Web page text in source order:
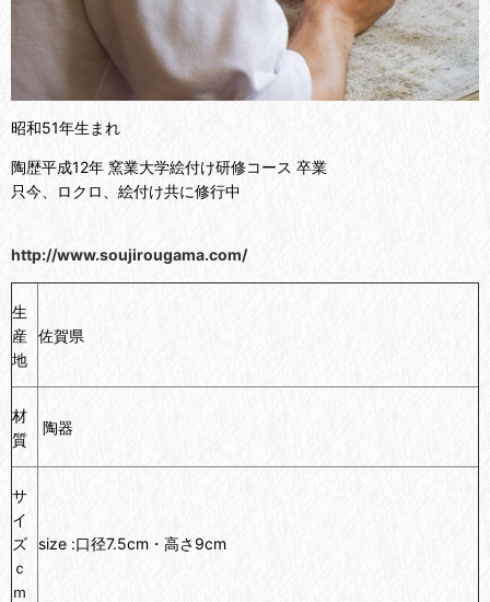
昭和51年生まれ
陶歴平成12年 窯業大学絵付け研修コース 卒業
只今、ロクロ、絵付け共に修行中
http://www.soujirougama.com/
生
産
地
佐賀県
材
質
陶器
サ
イ
ズ
ｃ
ｍ
size :口径7.5cm・高さ9cm